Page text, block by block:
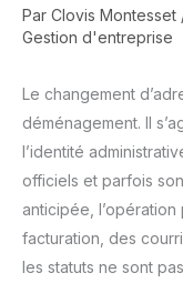
Par Clovis Montesset
Gestion d'entreprise
Le changement
déménagement. Il
l’identité
officiels et parfois
anticipée,
facturation, des
les statuts ne sont